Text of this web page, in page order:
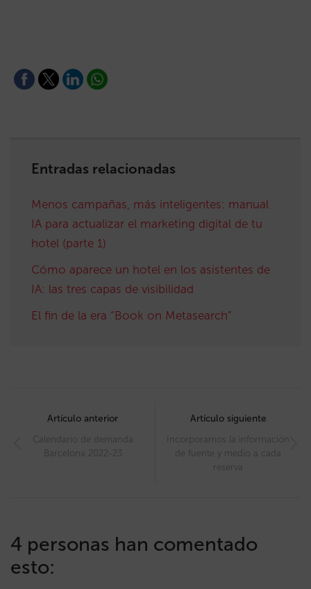
Entradas relacionadas
Menos campañas, más inteligentes: manual
IA para actualizar el marketing digital de tu
hotel (parte 1)
Cómo aparece un hotel en los asistentes de
IA: las tres capas de visibilidad
El fin de la era “Book on Metasearch”
navigation
Artículo anterior
Calendario de demanda
Barcelona 2022-23
Artículo siguiente
Incorporamos la información
de fuente y medio a cada
reserva
4 personas han comentado
esto: